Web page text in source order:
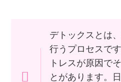
デトックスとは
行うプロセスで
トレスが原因で
とがあります。